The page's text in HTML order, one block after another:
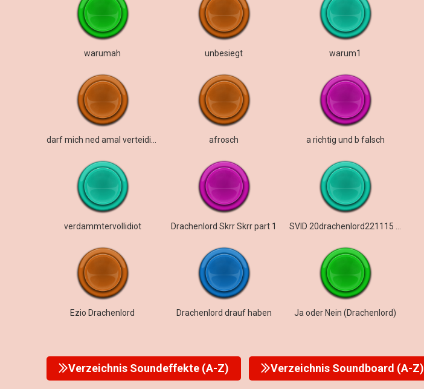
warumah unbesiegt warum1
afrosch a richtig und b falsch
verdammtervollidiot Drachenlord Skrr Skrr part 1
Ezio Drachenlord Drachenlord drauf haben Ja oder Nein (Drachenlord)
Verzeichnis Soundeffekte (A-Z) Verzeichnis Soundboard (A-Z)